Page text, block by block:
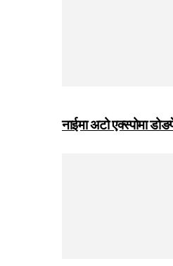
नाईमा अटो एक्स्पोमा